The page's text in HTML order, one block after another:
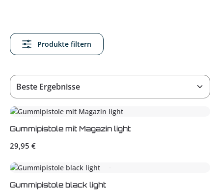
Produkte filtern
Gummipistole mit Magazin light
Regulärer Preis:
29,95 €
Gummipistole black light